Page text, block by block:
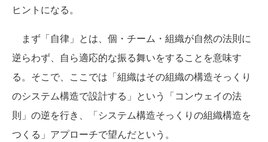
ヒントになる。
まず「自律」とは、個・チーム・組織が自然の法則に
逆らわず、自ら適応的な振る舞いをすることを意味す
る。そこで、ここでは「組織はその組織の構造そっくり
のシステム構造で設計する」という「コンウェイの法
則」の逆を行き、「システム構造そっくりの組織構造を
つくる」アプローチで望んだという。